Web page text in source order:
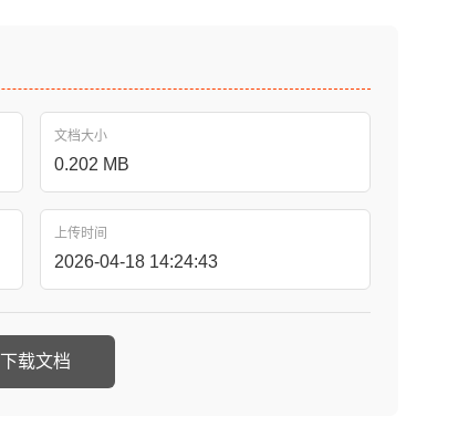
文档大小
0.202 MB
上传时间
2026-04-18 14:24:43
下载文档